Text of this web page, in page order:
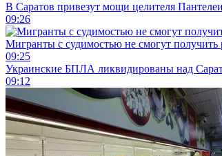
В Саратов привезут мощи целителя
09:26
Мигранты с судимостью не смогут получить
09:25
Украинские БПЛА ликвидированы над
09:12